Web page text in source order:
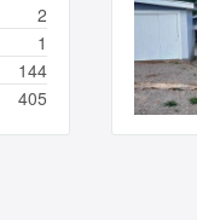
2
1
144
405